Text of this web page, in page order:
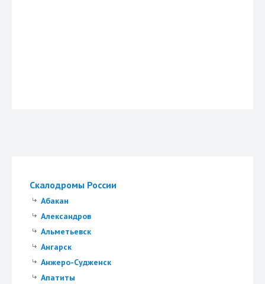
Скалодромы России
Абакан
Александров
Альметьевск
Ангарск
Анжеро-Судженск
Апатиты